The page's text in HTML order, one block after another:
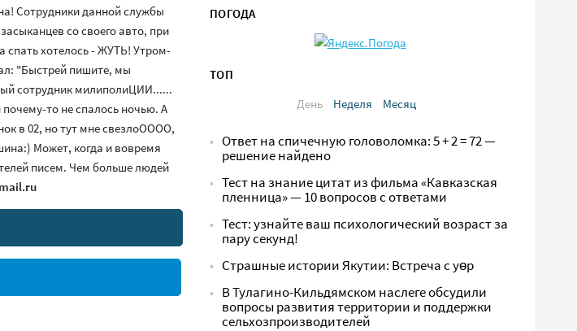
Сотрудники данной службы
со своего авто, при
спать хотелось - ЖУТЬ! Утром-
"Быстрей пишите, мы
сотрудник милиполиЦИИ......
то не спалось ночью. А
в 02, но тут мне свезлоОООО,
Может, когда и вовремя
писем. Чем больше людей
ПОГОДА
ТОП
День
Неделя Месяц
Ответ на спичечную головоломка: 5 + 2 = 72 —
решение найдено
Тест на знание цитат из фильма «Кавказская
пленница» — 10 вопросов с ответами
Тест: узнайте ваш психологический возраст за
пару секунд!
Страшные истории Якутии: Встреча с yөр
В Тулагино-Кильдямском наслеге обсудили
вопросы развития территории и поддержки
сельхозпроизводителей